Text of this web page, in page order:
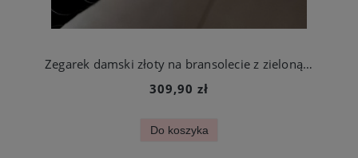
Zegarek damski złoty na bransolecie z zieloną tarczą ze stali chirurgicznej
309,90 zł
Do koszyka